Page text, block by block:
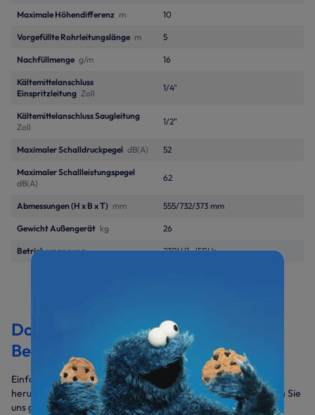
Maximale Höhendifferenz m 10
Vorgefüllte Rohrleitungslänge m 5
Nachfüllmenge g/m 16
Kältemittelanschluss
Einspritzleitung Zoll
1/4"
Kältemittelanschluss Saugleitung
Zoll
1/2"
Maximaler Schalldruckpegel dB(A) 52
Maximaler Schallleistungspegel
dB(A)
62
Abmessungen (H x B x T) mm 555/732/373 mm
Gewicht Außengerät kg 26
Betriebsspannung 230V/1~/50Hz
Dokumentation &
Bedienungsanleitungen
Einfach die benötigten Dokumente auswählen und gesammelt
herunterladen. Sollten Sie weitere Daten benötigen, sprechen Sie
uns gerne jederzeit an.